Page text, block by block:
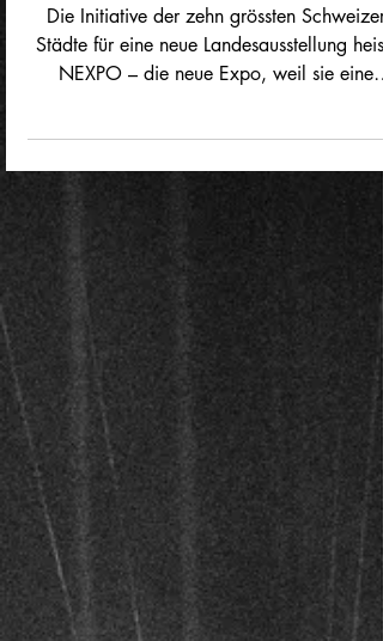
Die Initiative der zehn grössten Schweizer
Städte für eine neue Landes­aus­stellung heisst
NEXPO – die neue Expo, weil sie eine